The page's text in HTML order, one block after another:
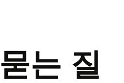
는 질